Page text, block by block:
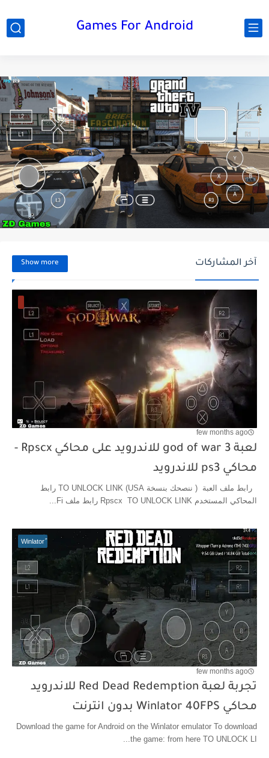
Games For Android
آخر المشاركات Show more
few months ago
لعبة god of war 3 للاندرويد على محاكي Rpscx -
محاكي ps3 للاندرويد
رابط ملف العبة ( ننصحك بنسخة USA) TO UNLOCK LINK رابط
المحاكي المستخدم Rpscx TO UNLOCK LINK رابط ملف Fi...
few months ago
تجربة لعبة Red Dead Redemption للاندرويد
محاكي Winlator 40FPS بدون انترنت
Download the game for Android on the Winlator emulator To download
the game: from here TO UNLOCK LI...